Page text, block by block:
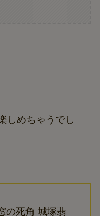
しめちゃうでし
の死角 城塚翡